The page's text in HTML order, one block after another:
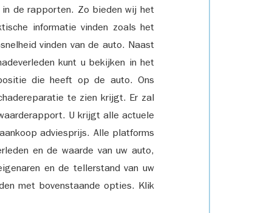
de rapporten. Zo bieden wij het
informatie vinden zoals het
vinden van de auto. Naast
kunt u bekijken in het
die heeft op de auto. Ons
te zien krijgt. Er zal
U krijgt alle actuele
adviesprijs. Alle platforms
en de waarde van uw auto,
en de tellerstand van uw
met bovenstaande opties. Klik